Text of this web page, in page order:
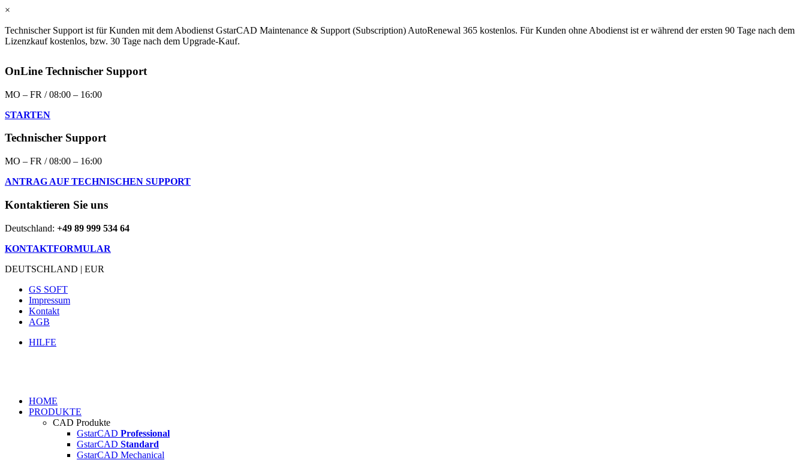
×
Technischer Support ist für Kunden mit dem Abodienst GstarCAD Maintenance & Support (Subscription) AutoRenewal 365 kostenlos. Für Kunden ohne Abodienst ist er während der ersten 90 Tage nach dem
Lizenzkauf kostenlos, bzw. 30 Tage nach dem Upgrade-Kauf.
OnLine Technischer Support
MO – FR / 08:00 – 16:00
STARTEN
Technischer Support
MO – FR / 08:00 – 16:00
ANTRAG AUF TECHNISCHEN SUPPORT
Kontaktieren Sie uns
Deutschland: +49 89 999 534 64
KONTAKTFORMULAR
DEUTSCHLAND | EUR
GS SOFT
Impressum
Kontakt
AGB
HILFE
HOME
PRODUKTE
CAD Produkte
GstarCAD Professional
GstarCAD Standard
GstarCAD Mechanical